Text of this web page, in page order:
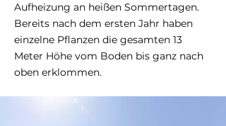
Aufheizung an heißen Sommertagen.
Bereits nach dem ersten Jahr haben
einzelne Pflanzen die gesamten 13
Meter Höhe vom Boden bis ganz nach
oben erklommen.